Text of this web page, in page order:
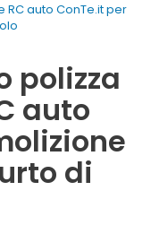
auto ConTe.it per
polizza
auto
di